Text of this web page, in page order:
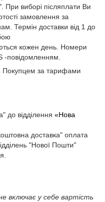
. При виборі післяплати Ви
замовлення за
Термін доставки від 1 до
кожен день. Номери
-повідомленням.
Покупцем за тарифами
до відділення «Нова
доставка" оплата
"Нової Пошти"
включає у себе вартість